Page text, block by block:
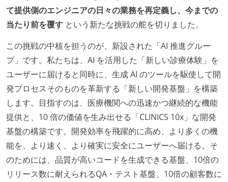
て提供側のエンジニアの日々の業務を再定義し、今までの
当たり前を覆す という新たな挑戦の舵を切りました。
この挑戦の中核を担うのが、新設された「AI 推進グルー
プ」です。私たちは、AI を活用した「新しい診療体験」を
ユーザーに届けると同時に、生成 AI のツールを駆使して開
発プロセスそのものを革新する「新しい開発基盤」を構築
します。目指すのは、医療機関への迅速かつ継続的な機能
提供と、10 倍の価値を生み出せる「CLINICS 10x」な開発
基盤の構築です。開発効率を飛躍的に高め、より多くの機
能を、より速く、より確実に安全にユーザーへ届ける。そ
のためには、品質が高いコードを生成できる基盤、10倍の
リリース数に耐えられるQA・テスト基盤、10倍の顧客数に